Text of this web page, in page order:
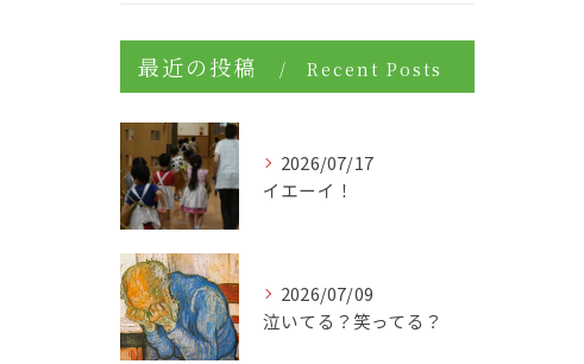
最近の投稿 Recent Posts
2026/07/17
イエーイ！
2026/07/09
泣いてる？笑ってる？